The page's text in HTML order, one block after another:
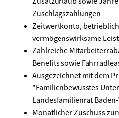
Zuschlagszahlungen
Zeitwertkonto,
vermögenswirksame
Zahlreiche
Benefits sowie
Ausgezeichnet mit dem
"Familienbewusstes
Landesfamilienrat
Monatlicher Zuschuss